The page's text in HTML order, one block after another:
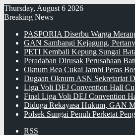
Thursday, August 6 2026
Breaking News
PASPORIA Diserbu Warga
GAN Sambangi Kejagung,
PETI Kembali Kepung Sungai
Peradaban Dirusak Perusahaan
Oknum Bea Cukai Jambi Peras
Dugaan Oknum ASN Sekretariat
Liga Voli DEJ Convention Hall
Final Liga Voli DEJ Convention
Diduga Rekayasa Hukum, GAN
Polsek Sungai Penuh Perketat
RSS